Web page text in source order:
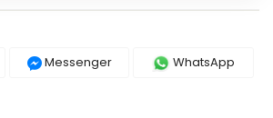
Messenger WhatsApp